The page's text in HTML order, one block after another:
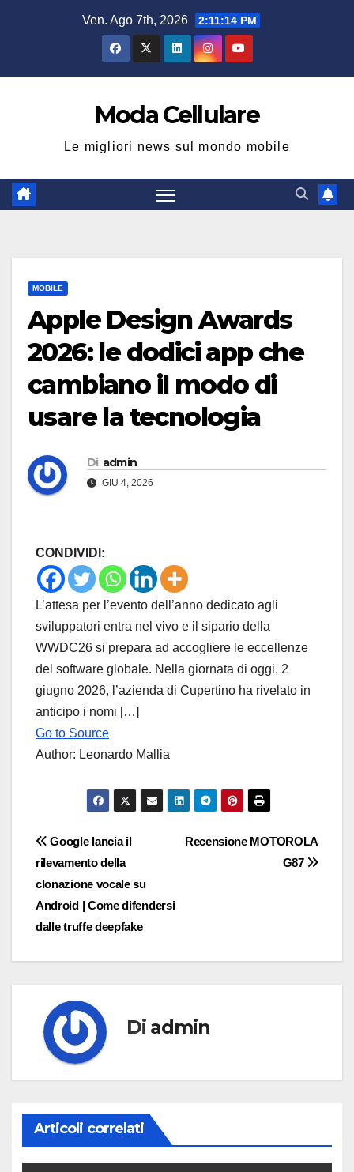
Ven. Ago 7th, 2026 2:11:16 PM
Moda Cellulare
Le migliori news sul mondo mobile
MOBILE
Apple Design Awards
2026: le dodici app che
cambiano il modo di
usare la tecnologia
Di admin
GIU 4, 2026
CONDIVIDI:
L’attesa per l’evento dell’anno dedicato agli
sviluppatori entra nel vivo e il sipario della
WWDC26 si prepara ad accogliere le eccellenze
del software globale. Nella giornata di oggi, 2
giugno 2026, l’azienda di Cupertino ha rivelato in
anticipo i nomi […]
Go to Source
Author: Leonardo Mallia
Navigazione
articoli
Recensione MOTOROLA
G87
Google lancia il
rilevamento della
clonazione vocale su
Android | Come difendersi
dalle truffe deepfake
Di admin
Articoli correlati